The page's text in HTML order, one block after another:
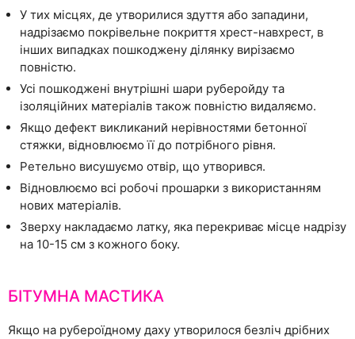
У тих місцях, де утворилися здуття або западини,
надрізаємо покрівельне покриття хрест-навхрест, в
інших випадках пошкоджену ділянку вирізаємо
повністю.
Усі пошкоджені внутрішні шари руберойду та
ізоляційних матеріалів також повністю видаляємо.
Якщо дефект викликаний нерівностями бетонної
стяжки, відновлюємо її до потрібного рівня.
Ретельно висушуємо отвір, що утворився.
Відновлюємо всі робочі прошарки з використанням
нових матеріалів.
Зверху накладаємо латку, яка перекриває місце надрізу
на 10-15 см з кожного боку.
БІТУМНА МАСТИКА
Якщо на рубероїдному даху утворилося безліч дрібних